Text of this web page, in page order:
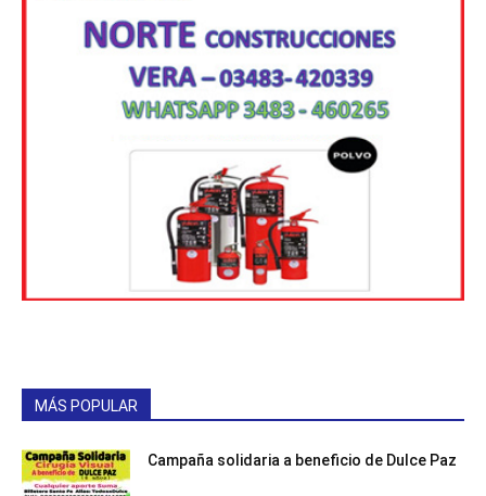
MÁS POPULAR
Campaña solidaria a beneficio de Dulce Paz